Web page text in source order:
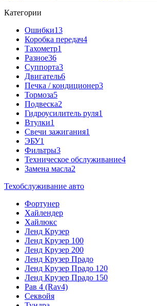
Категории
Ошибки13
Коробка передач4
Тахометр1
Разное36
Cуппорта3
Двигатель6
Печка / кондиционер3
Тормоза5
Подвеска2
Гидроусилитель руля1
Втулки1
Свечи зажигания1
ЭБУ1
Фильтры3
Техническое обслуживание4
Замена масла2
Техобслуживание авто
Фортунер
Хайлендер
Хайлюкс
Ленд Крузер
Ленд Крузер 100
Ленд Крузер 200
Ленд Крузер Прадо
Ленд Крузер Прадо 120
Ленд Крузер Прадо 150
Рав 4 (Rav4)
Секвойя